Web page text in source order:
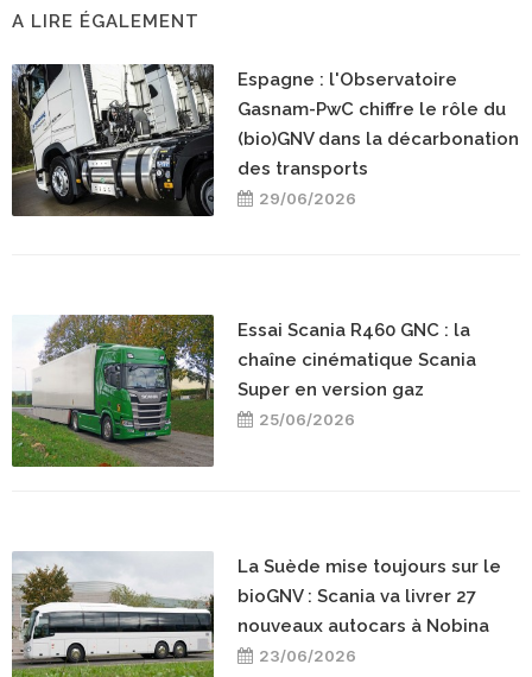
A LIRE ÉGALEMENT
Espagne : l'Observatoire
Gasnam-PwC chiffre le rôle du
(bio)GNV dans la décarbonation
des transports
29/06/2026
Essai Scania R460 GNC : la
chaîne cinématique Scania
Super en version gaz
25/06/2026
La Suède mise toujours sur le
bioGNV : Scania va livrer 27
nouveaux autocars à Nobina
23/06/2026